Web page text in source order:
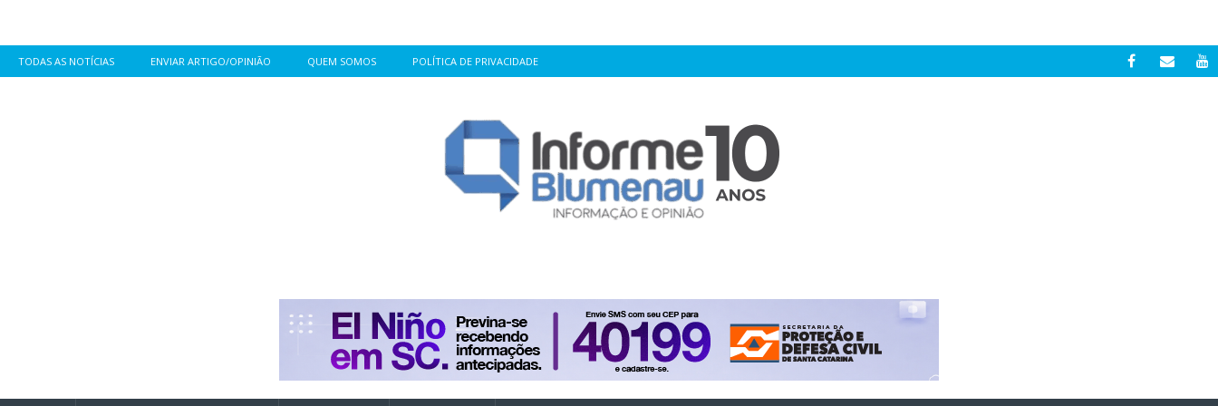
TODAS AS NOTÍCIAS ENVIAR ARTIGO/OPINIÃO QUEM SOMOS POLÍTICA DE PRIVACIDADE